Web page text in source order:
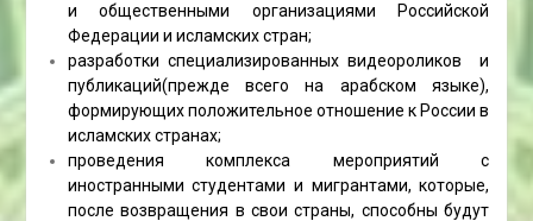
и общественными организациями Российской
Федерации и исламских стран;
разработки специализированных видеороликов и
публикаций(прежде всего на арабском языке),
формирующих положительное отношение к России в
исламских странах;
проведения комплекса мероприятий с
иностранными студентами и мигрантами, которые,
после возвращения в свои страны, способны будут